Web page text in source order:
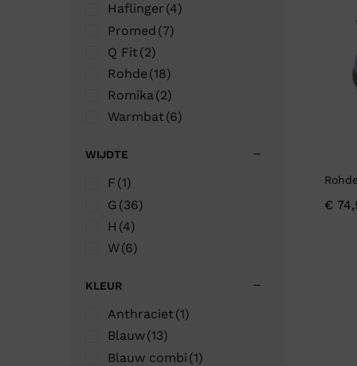
€
Haflinger (4)
Promed (7)
Q Fit (2)
Rohde (18)
Romika(2)
Warmbat (6)
WIJDTE
F (1)
G (36)
H (4)
W(6)
KLEUR
Anthraciet (1)
Blauw(13)
Blauw combi (1)